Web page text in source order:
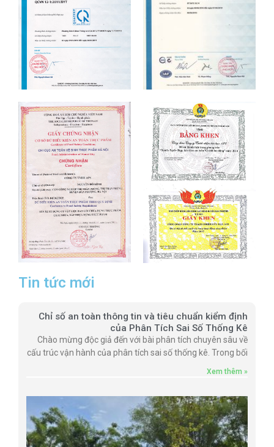
Tin tức mới
Chỉ số an toàn thông tin và tiêu chuẩn kiểm định
của Phân Tích Sai Số Thống Kê
Chào mừng độc giả đến với bài phân tích chuyên sâu về
cấu trúc vận hành của phân tích sai số thống kê. Trong bối
Xem thêm »